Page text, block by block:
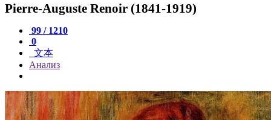
Pierre-Auguste Renoir (1841-1919)
99 / 1210
0
文本
Анализ